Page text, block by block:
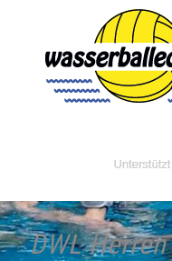
DWL Herren